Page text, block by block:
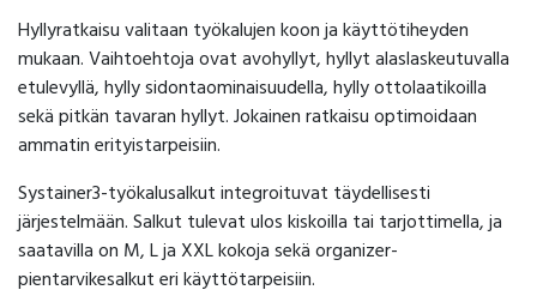
Hyllyratkaisu valitaan työkalujen koon ja käyttötiheyden
mukaan. Vaihtoehtoja ovat avohyllyt, hyllyt alaslaskeutuvalla
etulevyllä, hylly sidontaominaisuudella, hylly ottolaatikoilla
sekä pitkän tavaran hyllyt. Jokainen ratkaisu optimoidaan
ammatin erityistarpeisiin.
Systainer3-työkalusalkut integroituvat täydellisesti
järjestelmään. Salkut tulevat ulos kiskoilla tai tarjottimella, ja
saatavilla on M, L ja XXL kokoja sekä organizer-
pientarvikesalkut eri käyttötarpeisiin.